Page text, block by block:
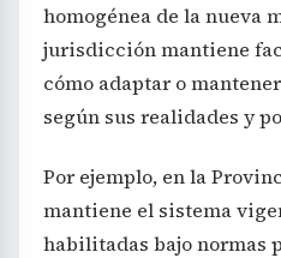
homogénea de la nueva
jurisdicción mantiene
cómo adaptar o
según sus realidades y
Por ejemplo, en la
mantiene el sistema
habilitadas bajo normas